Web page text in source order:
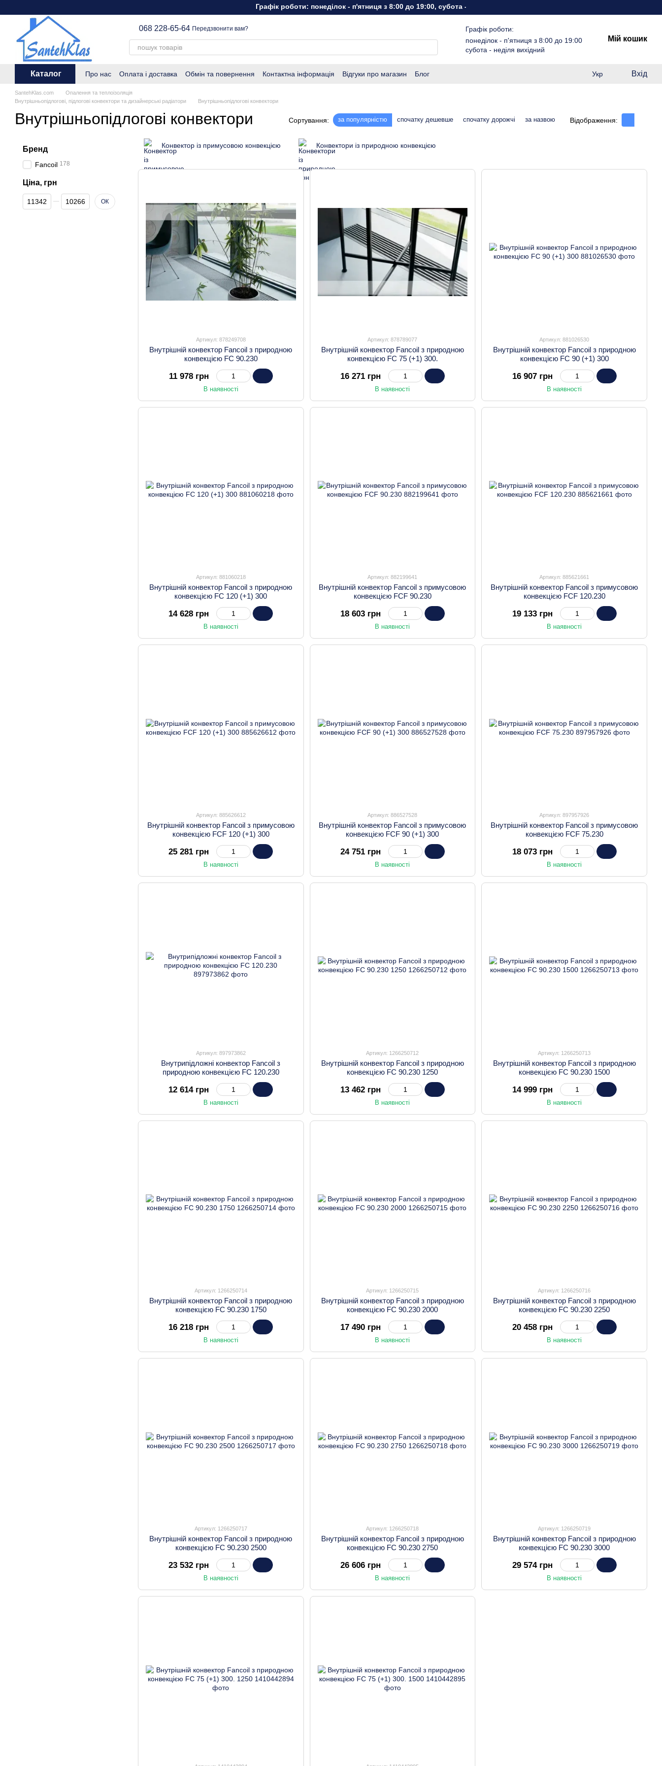
Графік роботи: понеділок - п'ятниця з 8:00 до 19:00, субота - неділя вихідний
068 228-65-64 Передзвонити вам?
Графік роботи:
понеділок - п'ятниця з 8:00 до 19:00
субота - неділя вихідний
Мій кошик
Каталог Про нас Оплата і доставка Обмін та повернення Контактна інформація Відгуки про магазин Блог Укр Вхід
SantehKlas.com
Опалення та теплоізоляція
Внутрішньопідлогові, підлогові конвектори та дизайнерські радіатори
Внутрішньопідлогові конвектори
Внутрішньопідлогові конвектори Сортування: за популярністю спочатку дешевше спочатку дорожчі за назвою Відображення:
Конвектор із примусовою конвекцією Конвектори із природною конвекцією
Артикул: 878249708
Внутрішній конвектор Fancoil з природною
конвекцією FC 90.230
11 978 грн
В наявності
Артикул: 878789077
Внутрішній конвектор Fancoil з природною
конвекцією FC 75 (+1) 300.
16 271 грн
В наявності
Артикул: 881026530
Внутрішній конвектор Fancoil з природною
конвекцією FC 90 (+1) 300
16 907 грн
В наявності
Артикул: 881060218
Внутрішній конвектор Fancoil з природною
конвекцією FC 120 (+1) 300
14 628 грн
В наявності
Артикул: 882199641
Внутрішній конвектор Fancoil з примусовою
конвекцією FCF 90.230
18 603 грн
В наявності
Артикул: 885621661
Внутрішній конвектор Fancoil з примусовою
конвекцією FCF 120.230
19 133 грн
В наявності
Артикул: 885626612
Внутрішній конвектор Fancoil з примусовою
конвекцією FCF 120 (+1) 300
25 281 грн
В наявності
Артикул: 886527528
Внутрішній конвектор Fancoil з примусовою
конвекцією FCF 90 (+1) 300
24 751 грн
В наявності
Артикул: 897957926
Внутрішній конвектор Fancoil з примусовою
конвекцією FCF 75.230
18 073 грн
В наявності
Артикул: 897973862
Внутрипідложні конвектор Fancoil з
природною конвекцією FC 120.230
12 614 грн
В наявності
Артикул: 1266250712
Внутрішній конвектор Fancoil з природною
конвекцією FC 90.230 1250
13 462 грн
В наявності
Артикул: 1266250713
Внутрішній конвектор Fancoil з природною
конвекцією FC 90.230 1500
14 999 грн
В наявності
Артикул: 1266250714
Внутрішній конвектор Fancoil з природною
конвекцією FC 90.230 1750
16 218 грн
В наявності
Артикул: 1266250715
Внутрішній конвектор Fancoil з природною
конвекцією FC 90.230 2000
17 490 грн
В наявності
Артикул: 1266250716
Внутрішній конвектор Fancoil з природною
конвекцією FC 90.230 2250
20 458 грн
В наявності
Артикул: 1266250717
Внутрішній конвектор Fancoil з природною
конвекцією FC 90.230 2500
23 532 грн
В наявності
Артикул: 1266250718
Внутрішній конвектор Fancoil з природною
конвекцією FC 90.230 2750
26 606 грн
В наявності
Артикул: 1266250719
Внутрішній конвектор Fancoil з природною
конвекцією FC 90.230 3000
29 574 грн
В наявності
Бренд
Fancoil 178
Ціна, грн
Від Ціна, грн
До Ціна, грн ОК